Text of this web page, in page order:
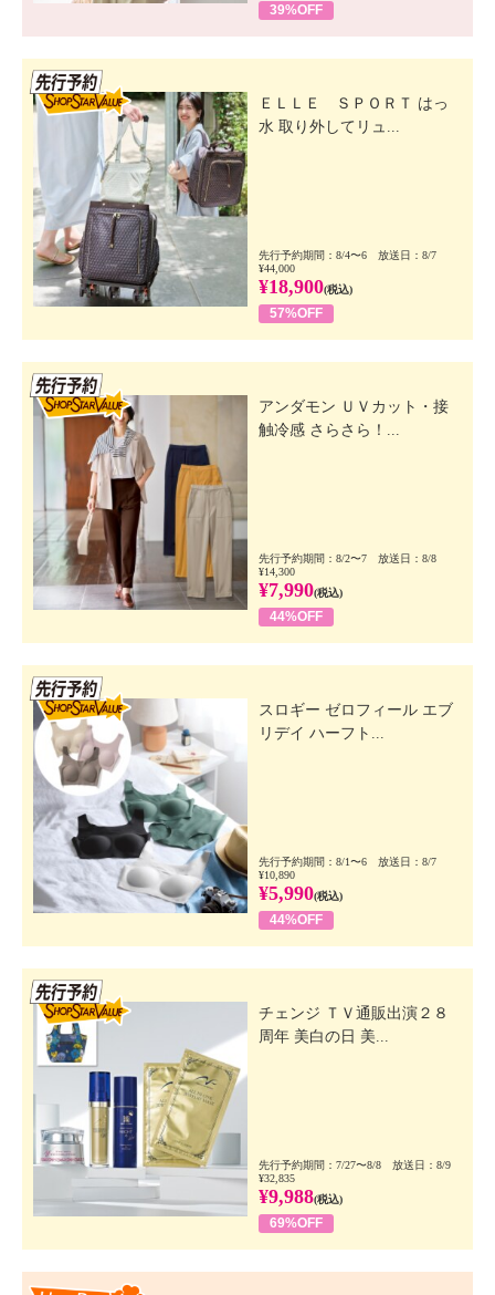
39%OFF
ＥＬＬＥ ＳＰＯＲＴ はっ
水 取り外してリュ...
先行予約期間：8/4〜6 放送日：8/7
¥44,000
¥18,900(税込)
57%OFF
アンダモン ＵＶカット・接
触冷感 さらさら！...
先行予約期間：8/2〜7 放送日：8/8
¥14,300
¥7,990(税込)
44%OFF
スロギー ゼロフィール エブ
リデイ ハーフト...
先行予約期間：8/1〜6 放送日：8/7
¥10,890
¥5,990(税込)
44%OFF
チェンジ ＴＶ通販出演２８
周年 美白の日 美...
先行予約期間：7/27〜8/8 放送日：8/9
¥32,835
¥9,988(税込)
69%OFF